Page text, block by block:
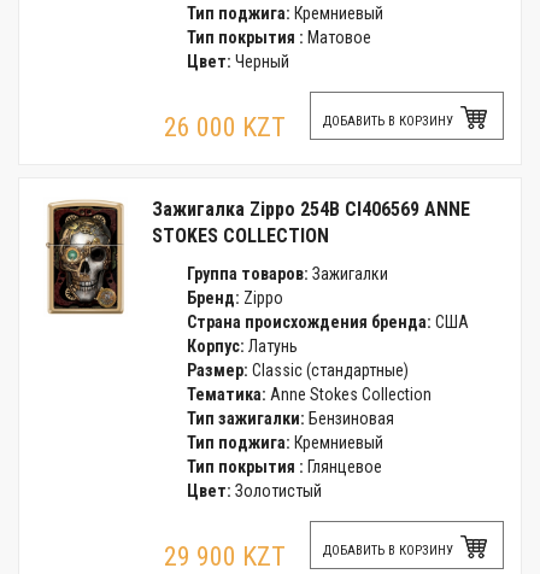
Тип поджига: Кремниевый
Тип покрытия : Матовое
Цвет: Черный
26 000 KZT ДОБАВИТЬ В КОРЗИНУ
Зажигалка Zippo 254B CI406569 ANNE
STOKES COLLECTION
Группа товаров: Зажигалки
Бренд: Zippo
Страна происхождения бренда: США
Корпус: Латунь
Размер: Classic (стандартные)
Тематика: Anne Stokes Collection
Тип зажигалки: Бензиновая
Тип поджига: Кремниевый
Тип покрытия : Глянцевое
Цвет: Золотистый
29 900 KZT ДОБАВИТЬ В КОРЗИНУ